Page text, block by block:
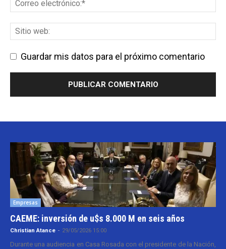
Guardar mis datos para el próximo comentario
Empresas
CAEME: inversión de u$s 8.000 M en seis años
Christian Atance - 29/05/2026 15:00
Durante una audiencia en Casa Rosada con el presidente de la Nación,